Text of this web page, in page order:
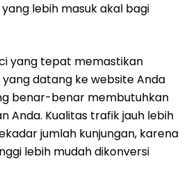
lebih masuk akal bagi
yang tepat memastikan
datang ke website Anda
benar-benar membutuhkan
Anda. Kualitas trafik jauh lebih
jumlah kunjungan, karena
lebih mudah dikonversi